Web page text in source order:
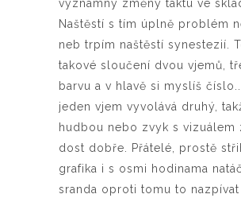
významný změny taktu ve
Naštěstí s tím úplně problém
neb trpím naštěstí synestezií.
takové sloučení dvou vjemů,
barvu a v hlavě si myslíš
jeden vjem vyvolává druhý,
hudbou nebo zvyk s vizuálem
dost dobře. Přátelé, prostě
grafika i s osmi hodinama
sranda oproti tomu to nazpívat